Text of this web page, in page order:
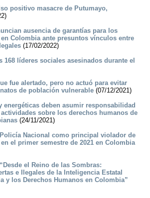
positivo masacre de Putumayo,
ausencia de garantías para los
en Colombia ante presuntos vínculos entre
(17/02/2022)
168 líderes sociales asesinados durante el
fue alertado, pero no actuó para evitar
de población vulnerable (07/12/2021)
energéticas deben asumir responsabilidad
sobre los derechos humanos de
(24/11/2021)
Policía Nacional como principal violador de
el primer semestre de 2021 en Colombia
el Reino de las Sombras:
e Ilegales de la Inteligencia Estatal
y los Derechos Humanos en Colombia”